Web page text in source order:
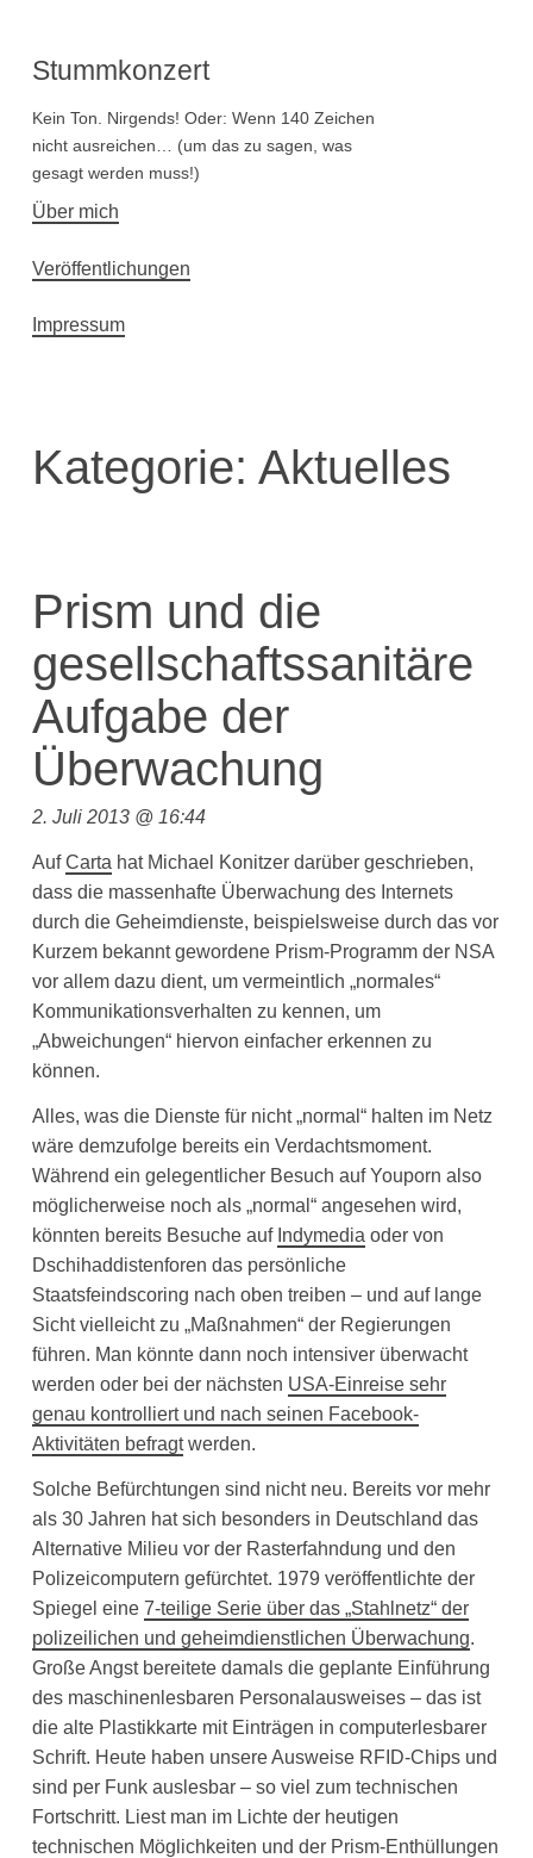
Stummkonzert
Kein Ton. Nirgends! Oder: Wenn 140 Zeichen
nicht ausreichen… (um das zu sagen, was
gesagt werden muss!)
Hauptnavigation
Über mich
Veröffentlichungen
Impressum
Kategorie: Aktuelles
Prism und die
gesellschaftssanitäre
Aufgabe der
Überwachung
2. Juli 2013 @ 16:44
AufCarta hat Michael Konitzer darüber geschrieben,
dass die massenhafte Überwachung des Internets
durch die Geheimdienste, beispielsweise durch das vor
Kurzem bekannt gewordene Prism-Programm der NSA
vor allem dazu dient, um vermeintlich „normales“
Kommunikationsverhalten zu kennen, um
„Abweichungen“ hiervon einfacher erkennen zu
können.
Alles, was die Dienste für nicht „normal“ halten im Netz
wäre demzufolge bereits ein Verdachtsmoment.
Während ein gelegentlicher Besuch auf Youporn also
möglicherweise noch als „normal“ angesehen wird,
könnten bereits Besuche auf Indymedia oder von
Dschihaddistenforen das persönliche
Staatsfeindscoring nach oben treiben – und auf lange
Sicht vielleicht zu „Maßnahmen“ der Regierungen
führen. Man könnte dann noch intensiver überwacht
werden oder bei der nächsten USA-Einreise sehr
genau kontrolliert und nach seinen Facebook-
Aktivitäten befragtwerden.
Solche Befürchtungen sind nicht neu. Bereits vor mehr
als 30 Jahren hat sich besonders in Deutschland das
Alternative Milieu vor der Rasterfahndung und den
Polizeicomputern gefürchtet. 1979 veröffentlichte der
Spiegel eine 7-teilige Serie über das „Stahlnetz“ der
polizeilichen und geheimdienstlichen Überwachung.
Große Angst bereitete damals die geplante Einführung
des maschinenlesbaren Personalausweises – das ist
die alte Plastikkarte mit Einträgen in computerlesbarer
Schrift. Heute haben unsere Ausweise RFID-Chips und
sind per Funk auslesbar – so viel zum technischen
Fortschritt. Liest man im Lichte der heutigen
technischen Möglichkeiten und der Prism-Enthüllungen